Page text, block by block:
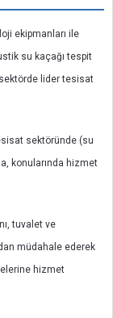
ekipmanları ile
su kaçağı tespit
lider tesisat
sektöründe (su
konularında hizmet
tuvalet ve
müdahale ederek
hizmet